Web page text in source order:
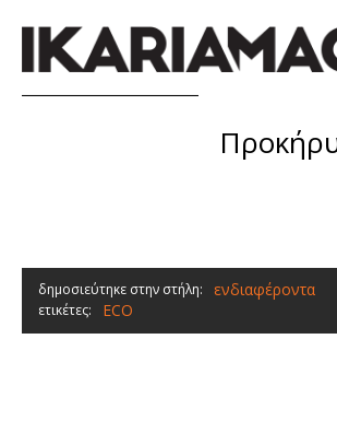
δημοσιεύτηκε στην στήλη: ενδιαφέροντα
ετικέτες: ECO